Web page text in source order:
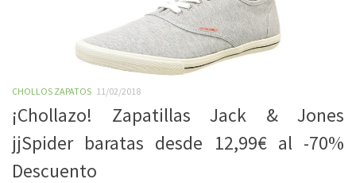
CHOLLOS ZAPATOS 11/02/2018
¡Chollazo! Zapatillas Jack & Jones
jjSpider baratas desde 12,99€ al -70%
Descuento